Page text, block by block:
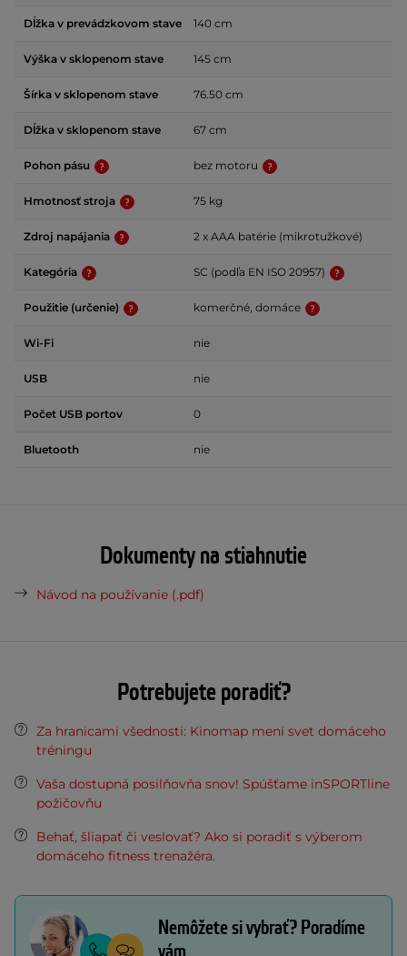
Dĺžka v prevádzkovom stave 140 cm
Výška v sklopenom stave 145 cm
Šírka v sklopenom stave 76.50 cm
Dĺžka v sklopenom stave 67 cm
Pohon pásu bez motoru
Hmotnosť stroja 75 kg
Zdroj napájania 2 x AAA batérie (mikrotužkové)
Kategória SC (podľa EN ISO 20957)
Použitie (určenie) komerčné, domáce
Wi-Fi nie
USB nie
Počet USB portov 0
Bluetooth nie
Dokumenty na stiahnutie
Návod na používanie (.pdf)
Potrebujete poradiť?
Za hranicami všednosti: Kinomap mení svet domáceho
tréningu
Vaša dostupná posilňovňa snov! Spúšťame inSPORTline
požičovňu
Behať, šliapať či veslovať? Ako si poradiť s výberom
domáceho fitness trenažéra.
Nemôžete si vybrať? Poradíme